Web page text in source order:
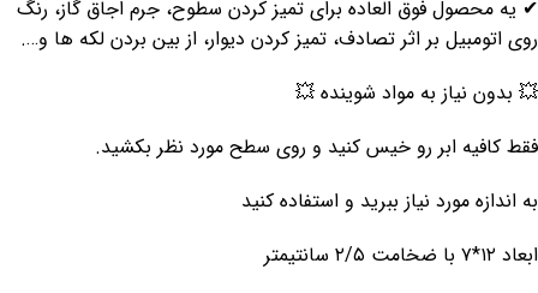
✔ یه محصول فوق العاده برای تمیز کردن سطوح، جرم اجاق گاز، رنگ
روی اتومبیل بر اثر تصادف، تمیز کردن دیوار، از بین بردن لکه ها و….
💥 بدون نیاز به مواد شوینده 💥
فقط کافیه ابر رو خیس کنید و روی سطح مورد نظر بکشید.
به اندازه مورد نیاز ببرید و استفاده کنید
ابعاد ۱۲*۷ با ضخامت ۲/۵ سانتیمتر